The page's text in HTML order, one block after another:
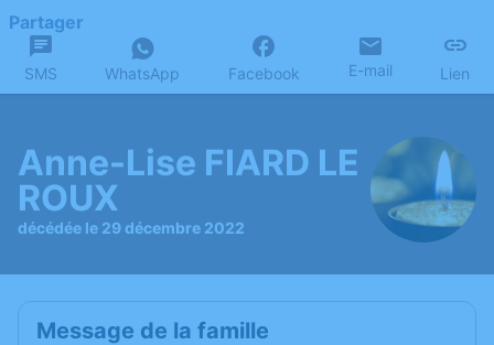
Partager
SMS WhatsApp Facebook E-mail Lien
Anne-Lise FIARD LE
ROUX
décédée le 29 décembre 2022
Message de la famille